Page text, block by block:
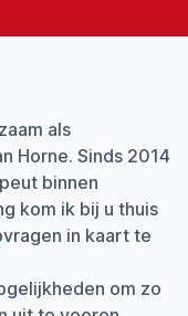
als
Horne. Sinds 2014
binnen
kom ik bij u thuis
in kaart te
om zo